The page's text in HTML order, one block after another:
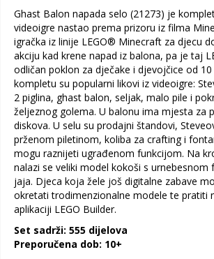
Ghast Balon napada selo (21273) je
videoigre nastao prema prizoru iz filma
igračka iz linije LEGO® Minecraft za djecu
akciju kad krene napad iz balona, pa je taj
odličan poklon za dječake i djevojčice od
kompletu su popularni likovi iz videoigre:
2 piglina, ghast balon, seljak, malo pile i
željeznog golema. U balonu ima mjesta za
diskova. U selu su prodajni štandovi,
prženom piletinom, koliba za crafting i
mogu raznijeti ugrađenom funkcijom. Na
nalazi se veliki model kokoši s urnebesnom
jaja. Djeca koja žele još digitalne zabave
okretati trodimenzionalne modele te pratiti
aplikaciji LEGO Builder.
Set sadrži: 555 dijelova
Preporučena dob: 10+